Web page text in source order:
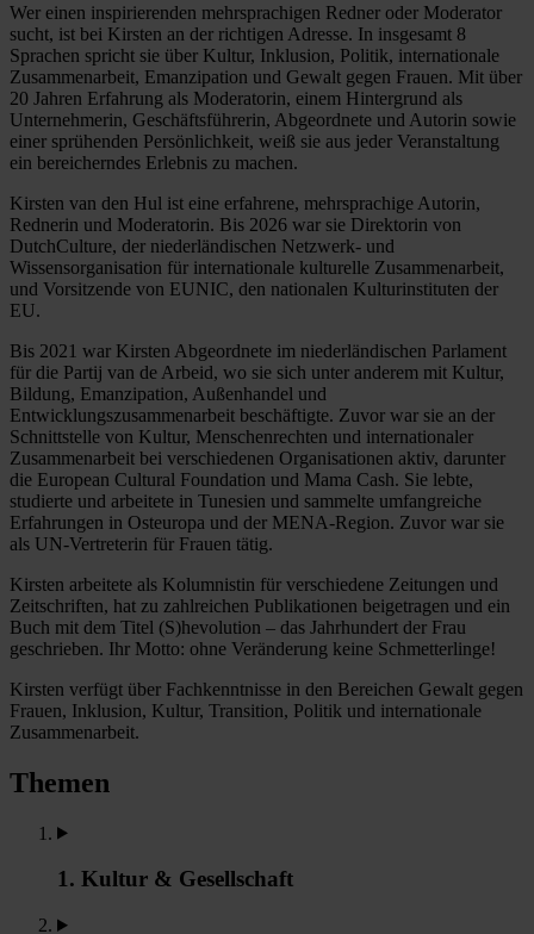
Wer einen inspirierenden mehrsprachigen Redner oder Moderator
sucht, ist bei Kirsten an der richtigen Adresse. In insgesamt 8
Sprachen spricht sie über Kultur, Inklusion, Politik, internationale
Zusammenarbeit, Emanzipation und Gewalt gegen Frauen. Mit über
20 Jahren Erfahrung als Moderatorin, einem Hintergrund als
Unternehmerin, Geschäftsführerin, Abgeordnete und Autorin sowie
einer sprühenden Persönlichkeit, weiß sie aus jeder Veranstaltung
ein bereicherndes Erlebnis zu machen.
Kirsten van den Hul ist eine erfahrene, mehrsprachige Autorin,
Rednerin und Moderatorin. Bis 2026 war sie Direktorin von
DutchCulture, der niederländischen Netzwerk- und
Wissensorganisation für internationale kulturelle Zusammenarbeit,
und Vorsitzende von EUNIC, den nationalen Kulturinstituten der
EU.
Bis 2021 war Kirsten Abgeordnete im niederländischen Parlament
für die Partij van de Arbeid, wo sie sich unter anderem mit Kultur,
Bildung, Emanzipation, Außenhandel und
Entwicklungszusammenarbeit beschäftigte. Zuvor war sie an der
Schnittstelle von Kultur, Menschenrechten und internationaler
Zusammenarbeit bei verschiedenen Organisationen aktiv, darunter
die European Cultural Foundation und Mama Cash. Sie lebte,
studierte und arbeitete in Tunesien und sammelte umfangreiche
Erfahrungen in Osteuropa und der MENA-Region. Zuvor war sie
als UN-Vertreterin für Frauen tätig.
Kirsten arbeitete als Kolumnistin für verschiedene Zeitungen und
Zeitschriften, hat zu zahlreichen Publikationen beigetragen und ein
Buch mit dem Titel (S)hevolution – das Jahrhundert der Frau
geschrieben. Ihr Motto: ohne Veränderung keine Schmetterlinge!
Kirsten verfügt über Fachkenntnisse in den Bereichen Gewalt gegen
Frauen, Inklusion, Kultur, Transition, Politik und internationale
Zusammenarbeit.
Themen
1. Kultur & Gesellschaft